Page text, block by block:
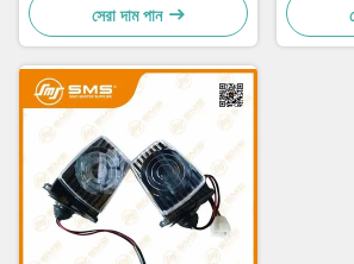
সেরা দাম পান